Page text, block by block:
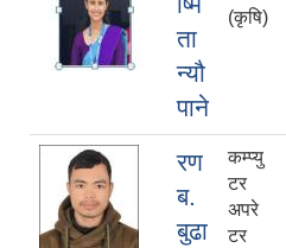
ता
न्यौ
पाने
(कृषि)
रण
ब.
बुढा
कम्प्यु
टर
अपरे
टर